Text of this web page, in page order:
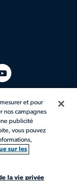
et pour
nos campagnes
publicité
vous pouvez
sur les
la vie privée